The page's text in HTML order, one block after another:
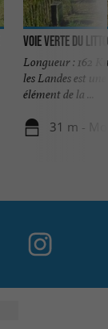
Voie Verte du
Longueur : 162
les Landes est
élément de la ...
31 m -